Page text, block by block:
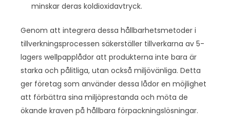
minskar deras koldioxidavtryck.
Genom att integrera dessa hållbarhetsmetoder i
tillverkningsprocessen säkerställer tillverkarna av 5-
lagers wellpapplådor att produkterna inte bara är
starka och pålitliga, utan också miljövänliga. Detta
ger företag som använder dessa lådor en möjlighet
att förbättra sina miljöprestanda och möta de
ökande kraven på hållbara förpackningslösningar.